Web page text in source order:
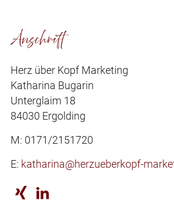
Anschrift
Herz über Kopf Marketing
Katharina Bugarin
Unterglaim 18
84030 Ergolding
M: 0171/2151720
E: katharina@herzueberkopf-
 